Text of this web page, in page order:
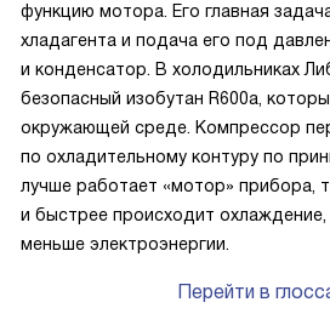
функцию мотора. Его главная
хладагента и подача его под
и конденсатор. В холодильниках
безопасный изобутан R600a,
окружающей среде. Компрессор
по охладительному контуру по
лучше работает «мотор» прибора,
и быстрее происходит охлаждение,
меньше электроэнергии.
Перейти в